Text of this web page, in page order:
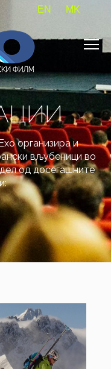
EN MK
организира и
вљубеници во
од досегашните